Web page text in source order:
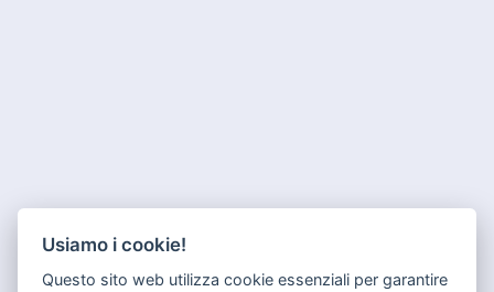
Usiamo i cookie!
Questo sito web utilizza cookie essenziali per garantire